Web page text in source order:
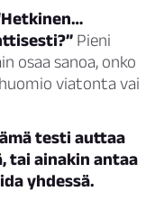
Pieni
osaa sanoa, onko
viatonta vai
testi auttaa
tai ainakin antaa
yhdessä.